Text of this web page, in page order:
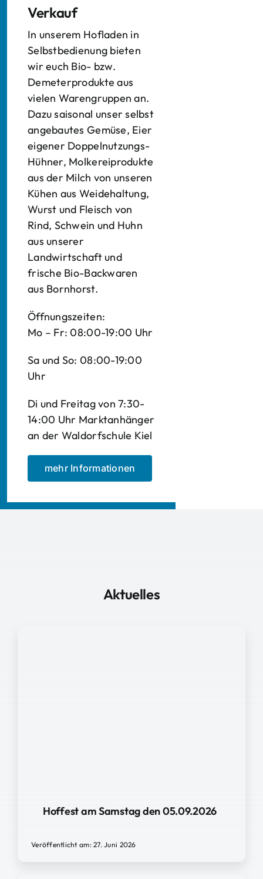
Verkauf
In unserem Hofladen in
Selbstbedienung bieten
wir euch Bio- bzw.
Demeterprodukte aus
vielen Warengruppen an.
Dazu saisonal unser selbst
angebautes Gemüse, Eier
eigener Doppelnutzungs-
Hühner, Molkereiprodukte
aus der Milch von unseren
Kühen aus Weidehaltung,
Wurst und Fleisch von
Rind, Schwein und Huhn
aus unserer
Landwirtschaft und
frische Bio-Backwaren
aus Bornhorst.
Öffnungszeiten:
Mo – Fr: 08:00-19:00 Uhr
Sa und So: 08:00-19:00
Uhr
Di und Freitag von 7:30-
14:00 Uhr Marktanhänger
an der Waldorfschule Kiel
mehr Informationen
Aktuelles
Hoffest am Samstag den 05.09.2026
Veröffentlicht am: 27. Juni 2026